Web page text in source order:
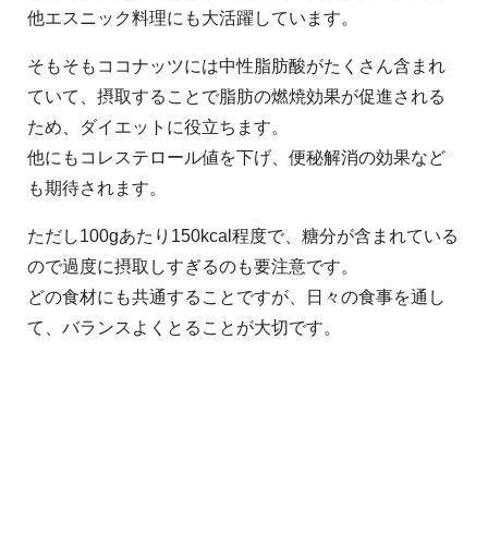
他エスニック料理にも大活躍しています。
そもそもココナッツには中性脂肪酸がたくさん含まれ
ていて、摂取することで脂肪の燃焼効果が促進される
ため、ダイエットに役立ちます。
他にもコレステロール値を下げ、便秘解消の効果など
も期待されます。
ただし100gあたり150kcal程度で、糖分が含まれている
ので過度に摂取しすぎるのも要注意です。
どの食材にも共通することですが、日々の食事を通し
て、バランスよくとることが大切です。